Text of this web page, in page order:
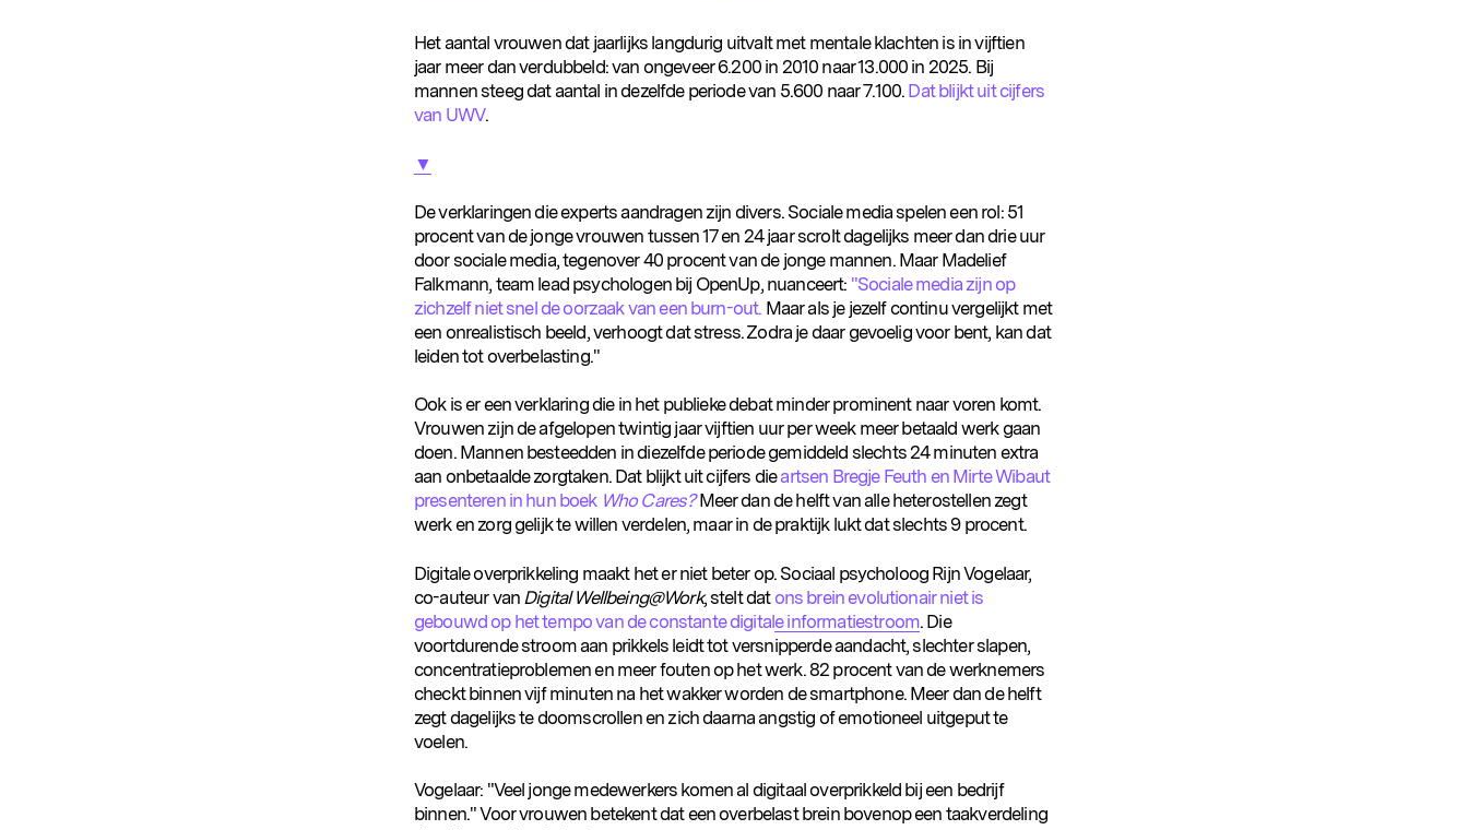
Het aantal vrouwen dat jaarlijks langdurig uitvalt met mentale klachten is in vijftien
jaar meer dan verdubbeld: van ongeveer 6.200 in 2010 naar 13.000 in 2025. Bij
mannen steeg dat aantal in dezelfde periode van 5.600 naar 7.100. Dat blijkt uit cijfers
van UWV.
▼
De verklaringen die experts aandragen zijn divers. Sociale media spelen een rol: 51
procent van de jonge vrouwen tussen 17 en 24 jaar scrolt dagelijks meer dan drie uur
door sociale media, tegenover 40 procent van de jonge mannen. Maar Madelief
Falkmann, team lead psychologen bij OpenUp, nuanceert: "Sociale media zijn op
zichzelf niet snel de oorzaak van een burn-out. Maar als je jezelf continu vergelijkt met
een onrealistisch beeld, verhoogt dat stress. Zodra je daar gevoelig voor bent, kan dat
leiden tot overbelasting."
Ook is er een verklaring die in het publieke debat minder prominent naar voren komt.
Vrouwen zijn de afgelopen twintig jaar vijftien uur per week meer betaald werk gaan
doen. Mannen besteedden in diezelfde periode gemiddeld slechts 24 minuten extra
aan onbetaalde zorgtaken. Dat blijkt uit cijfers dieartsen Bregje Feuth en Mirte Wibaut
presenteren in hun boek Who Cares?Meer dan de helft van alle heterostellen zegt
werk en zorg gelijk te willen verdelen, maar in de praktijk lukt dat slechts 9 procent.
Digitale overprikkeling maakt het er niet beter op. Sociaal psycholoog Rijn Vogelaar,
co-auteur van Digital Wellbeing@Work, stelt datons brein evolutionair niet is
gebouwd op het tempo van de constante digitale informatiestroom. Die
voortdurende stroom aan prikkels leidt tot versnipperde aandacht, slechter slapen,
concentratieproblemen en meer fouten op het werk. 82 procent van de werknemers
checkt binnen vijf minuten na het wakker worden de smartphone. Meer dan de helft
zegt dagelijks te doomscrollen en zich daarna angstig of emotioneel uitgeput te
voelen.
Vogelaar: "Veel jonge medewerkers komen al digitaal overprikkeld bij een bedrijf
binnen." Voor vrouwen betekent dat een overbelast brein bovenop een taakverdeling